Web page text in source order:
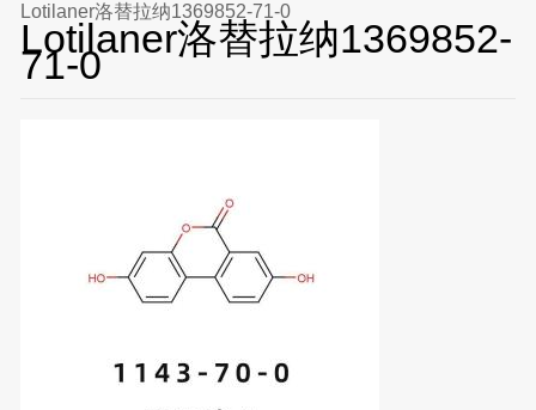
Lotilaner洛替拉纳1369852-71-0
Lotilaner洛替拉纳1369852-
71-0